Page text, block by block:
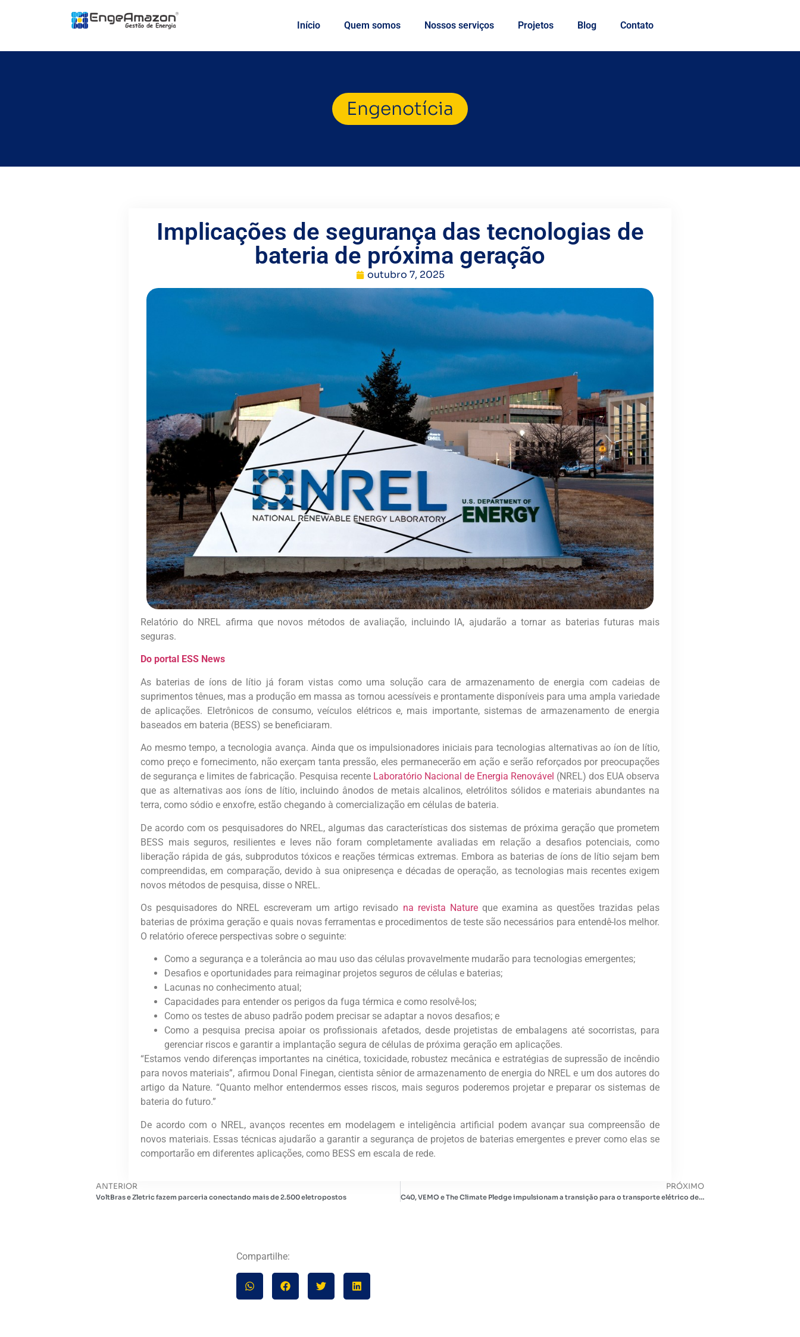
Início Quem somos Nossos serviços Projetos Blog Contato
Engenotícia
Implicações de segurança das tecnologias de
bateria de próxima geração
outubro 7, 2025
Relatório do NREL afirma que novos métodos de avaliação, incluindo IA, ajudarão a tornar as baterias futuras mais
seguras.
Do portal ESS News
As baterias de íons de lítio já foram vistas como uma solução cara de armazenamento de energia com cadeias de
suprimentos tênues, mas a produção em massa as tornou acessíveis e prontamente disponíveis para uma ampla variedade
de aplicações. Eletrônicos de consumo, veículos elétricos e, mais importante, sistemas de armazenamento de energia
baseados em bateria (BESS) se beneficiaram.
Ao mesmo tempo, a tecnologia avança. Ainda que os impulsionadores iniciais para tecnologias alternativas ao íon de lítio,
como preço e fornecimento, não exerçam tanta pressão, eles permanecerão em ação e serão reforçados por preocupações
de segurança e limites de fabricação. Pesquisa recente Laboratório Nacional de Energia Renovável (NREL) dos EUA observa
que as alternativas aos íons de lítio, incluindo ânodos de metais alcalinos, eletrólitos sólidos e materiais abundantes na
terra, como sódio e enxofre, estão chegando à comercialização em células de bateria.
De acordo com os pesquisadores do NREL, algumas das características dos sistemas de próxima geração que prometem
BESS mais seguros, resilientes e leves não foram completamente avaliadas em relação a desafios potenciais, como
liberação rápida de gás, subprodutos tóxicos e reações térmicas extremas. Embora as baterias de íons de lítio sejam bem
compreendidas, em comparação, devido à sua onipresença e décadas de operação, as tecnologias mais recentes exigem
novos métodos de pesquisa, disse o NREL.
Os pesquisadores do NREL escreveram um artigo revisado na revista Nature que examina as questões trazidas pelas
baterias de próxima geração e quais novas ferramentas e procedimentos de teste são necessários para entendê-los melhor.
O relatório oferece perspectivas sobre o seguinte:
Como a segurança e a tolerância ao mau uso das células provavelmente mudarão para tecnologias emergentes;
Desafios e oportunidades para reimaginar projetos seguros de células e baterias;
Lacunas no conhecimento atual;
Capacidades para entender os perigos da fuga térmica e como resolvê-los;
Como os testes de abuso padrão podem precisar se adaptar a novos desafios; e
Como a pesquisa precisa apoiar os profissionais afetados, desde projetistas de embalagens até socorristas, para
gerenciar riscos e garantir a implantação segura de células de próxima geração em aplicações.
“Estamos vendo diferenças importantes na cinética, toxicidade, robustez mecânica e estratégias de supressão de incêndio
para novos materiais”, afirmou Donal Finegan, cientista sênior de armazenamento de energia do NREL e um dos autores do
artigo da Nature. “Quanto melhor entendermos esses riscos, mais seguros poderemos projetar e preparar os sistemas de
bateria do futuro.”
De acordo com o NREL, avanços recentes em modelagem e inteligência artificial podem avançar sua compreensão de
novos materiais. Essas técnicas ajudarão a garantir a segurança de projetos de baterias emergentes e prever como elas se
comportarão em diferentes aplicações, como BESS em escala de rede.
ANTERIOR
VoltBras e Zletric fazem parceria conectando mais de 2.500 eletropostos
PRÓXIMO
C40, VEMO e The Climate Pledge impulsionam a transição para o transporte elétrico de carga no México
Compartilhe: